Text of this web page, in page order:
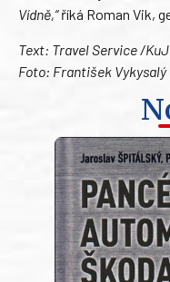
Vídně,“říká Roman Vik,
Text: Travel Service /KuJ
Foto: František Vykysalý